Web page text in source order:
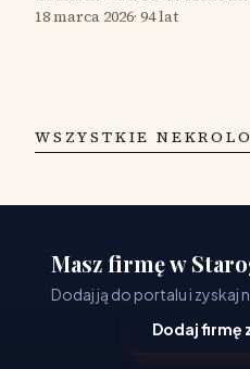
18 marca 2026· 94 lat
WSZYSTKIE
Masz firmę w
Dodaj ją do portalu i zyskaj
Dodaj firmę